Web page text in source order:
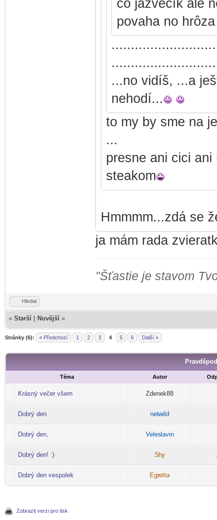
čo jazvečík ale
povaha no hrôza
...no vidíš, ...a
nehodí...
to my by sme na
...
presne ani cici
steakom
Hmmmm...zdá se
ja mám rada
"Šťastie je stavom
Hledat
« Starší Novější »
Stránky (6): « Předchozí 1 2 3 4 5 6 Další »
Téma Autor
Krásný večer všem Zdenek88
Dobrý den netwild
Dobrý den, Veleslavin
Dobrý den! :) Shy
Dobrý den vespolek Egretta
Zobrazit verzi pro tisk